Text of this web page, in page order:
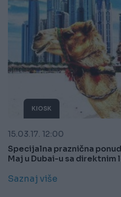
KIOSK
15.03.17. 12:00
Specijalna praznična
Maj u Dubai-u sa direktnim
Saznaj više